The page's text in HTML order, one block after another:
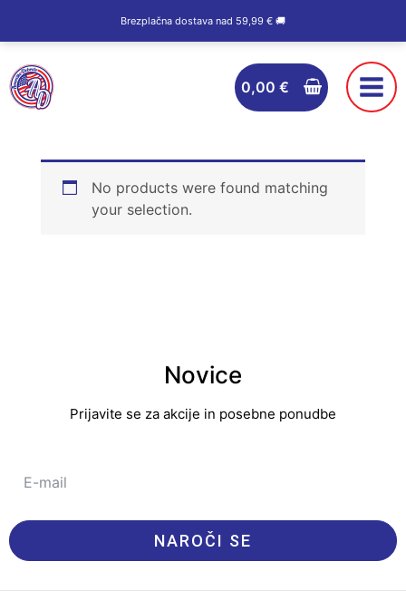
Brezplačna dostava nad 59,99 € 🚚
0,00 €
No products were found matching
your selection.
Novice
Prijavite se za akcije in posebne ponudbe
NAROČI SE